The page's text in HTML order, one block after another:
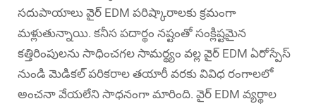
సదుపాయాలు వైర్ EDM పరిష్కారాలకు క్రమంగా
మళ్లుతున్నాయి. కనీస పదార్థం నష్టంతో సంక్లిష్టమైన
కత్తిరింపులను సాధించగల సామర్థ్యం వల్ల వైర్ EDM ఏరోస్పేస్
నుండి మెడికల్ పరికరాల తయారీ వరకు వివిధ రంగాలలో
అంచనా వేయలేని సాధనంగా మారింది. వైర్ EDM వ్యర్థాల